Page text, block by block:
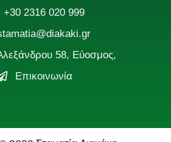
-
p
l
a
n
e
o
p
e
k
+30 2316 020 999
58, Εύοσμος,
Επικοινωνία